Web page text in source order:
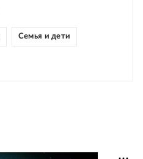
Семья и дети